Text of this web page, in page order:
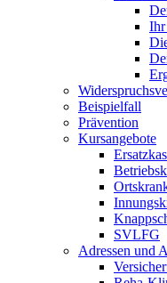
Ihr
Beispielfall
Prävention
Kursangebote
SVLFG
Adressen und